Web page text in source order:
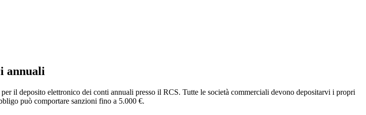
annuali
il deposito elettronico dei conti annuali presso il RCS. Tutte le società commerciali devono depositarvi i propri
può comportare sanzioni fino a 5.000 €.